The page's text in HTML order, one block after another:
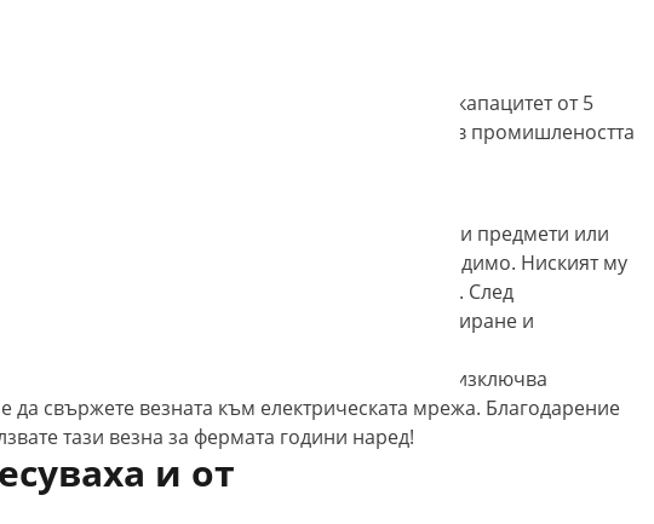
или други стоки бързо и безопасно. С капацитет от 5
селскостопански предприятия, както и в промишлеността
cm предлага достатъчно място за по-големи предмети или
не заема повече място, отколкото е необходимо. Ниският му
обработва тегло до 5 тона с точност до 2 кг. След
С функциите си за тариране, нулиране, сумиране и
да работи продължително време. Той се изключва
свържете везната към електрическата мрежа. Благодарение
тази везна за фермата години наред!
и от